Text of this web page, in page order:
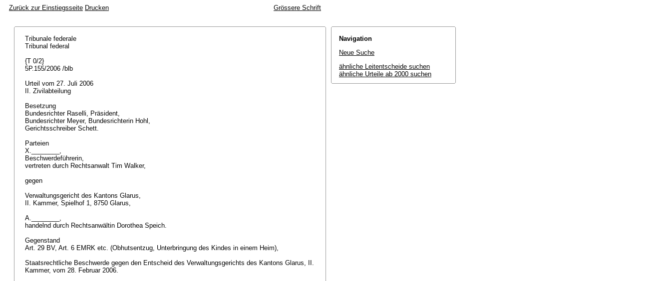
Zurück zur Einstiegsseite Drucken Grössere Schrift
Tribunale federale
Tribunal federal
{T 0/2}
5P.155/2006 /blb
Urteil vom 27. Juli 2006
II. Zivilabteilung
Besetzung
Bundesrichter Raselli, Präsident,
Bundesrichter Meyer, Bundesrichterin Hohl,
Gerichtsschreiber Schett.
Parteien
X.________,
Beschwerdeführerin,
vertreten durch Rechtsanwalt Tim Walker,
gegen
Verwaltungsgericht des Kantons Glarus,
II. Kammer, Spielhof 1, 8750 Glarus,
A.________,
handelnd durch Rechtsanwältin Dorothea Speich.
Gegenstand
Art. 29 BV, Art. 6 EMRK etc. (Obhutsentzug, Unterbringung des Kindes in einem Heim),
Staatsrechtliche Beschwerde gegen den Entscheid des Verwaltungsgerichts des Kantons Glarus, II.
Kammer, vom 28. Februar 2006.
Navigation
Neue Suche
ähnliche Leitentscheide suchen
ähnliche Urteile ab 2000 suchen